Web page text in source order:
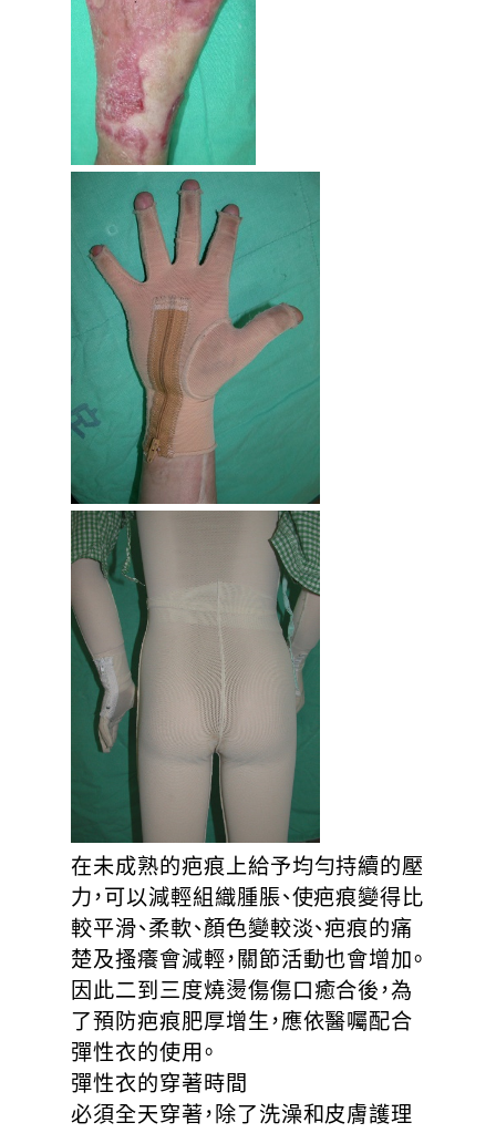
在未成熟的疤痕上給予均勻持續的壓
力，可以減輕組織腫脹、使疤痕變得比
較平滑、柔軟、顏色變較淡、疤痕的痛
楚及搔癢會減輕，關節活動也會增加。
因此二到三度燒燙傷傷口癒合後，為
了預防疤痕肥厚增生，應依醫囑配合
彈性衣的使用。
彈性衣的穿著時間
必須全天穿著，除了洗澡和皮膚護理